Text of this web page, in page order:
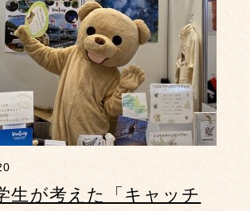
生が考えた「キャッチ